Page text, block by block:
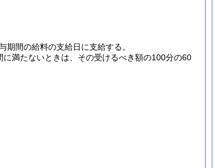
間の給料の支給日に支給する。
満たないときは、その受けるべき額の100分の60